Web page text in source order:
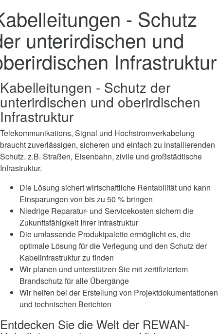
- Schutz
unterirdischen und
Infrastruktur
Kabelleitungen - Schutz der
unterirdischen und oberirdischen
Infrastruktur
Telekommunikations, Signal und Hochstromverkabelung
braucht zuverlässigen, sicheren und einfach zu installierenden
Schutz. z.B. Straßen, Eisenbahn, zivile und großstädtische
Infrastruktur.
Die Lösung sichert wirtschaftliche Rentabilität und kann
Einsparungen von bis zu 50 % bringen
Niedrige Reparatur- und Servicekosten sichern die
Zukunftsfähigkeit Ihrer Infrastruktur
Die umfassende Produktpalette ermöglicht es, die
optimale Lösung für die Verlegung und den Schutz der
Kabelinfrastruktur zu finden
Wir planen und unterstützen Sie mit zertifiziertem
Brandschutz für alle Übergänge
Wir helfen bei der Erstellung von Projektdokumentationen
und technischen Berichten
Entdecken Sie die Welt der REWAN-